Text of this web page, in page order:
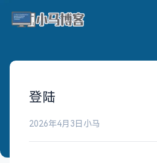
登陆
2026年4月3日 小马